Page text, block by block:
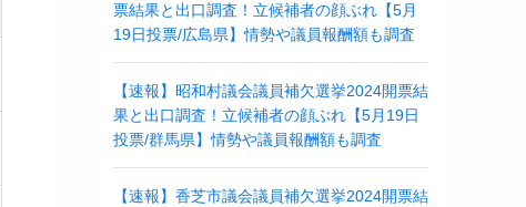
票結果と出口調査！立候補者の顔ぶれ【5月
19日投票/広島県】情勢や議員報酬額も調査
【速報】昭和村議会議員補欠選挙2024開票結
果と出口調査！立候補者の顔ぶれ【5月19日
投票/群馬県】情勢や議員報酬額も調査
【速報】香芝市議会議員補欠選挙2024開票結